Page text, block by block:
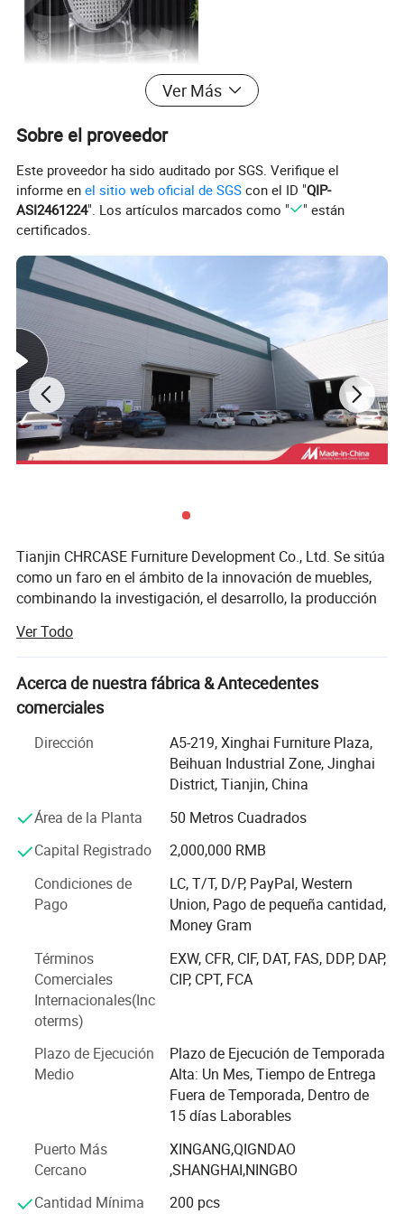
Ver Más
Sobre el proveedor
Este proveedor ha sido auditado por SGS. Verifique el
informe enel sitio web oficial de SGS con el ID "QIP-
ASI2461224". Los artículos marcados como "
" están
certificados.
Tianjin CHRCASE Furniture Development Co., Ltd. Se sitúa
como un faro en el ámbito de la innovación de muebles,
combinando la investigación, el desarrollo, la producción
la bulliciosa metrópolis de Tianjin, China, esta prestigiosa
empresa cuenta con una impresionante huella operativa
que abarca aproximadamente 30, 000 metros cuadrados,
un testimonio de su incesante búsqueda de la excelencia
se eleva más allá de la Marca de 40, 000 sillas por mes,
CHRCASE demuestra constantemente su capacidad para
satisfacer las demandas en constante evolución del
mercado mundial de muebles.
En el corazón del éxito de CHRCASE reside una profunda
comprensión de la ergonomía humana y una dedicación
inquebrantable a explorar las profundidades de la cultura
del mobiliario. Esta fusión de ciencia y arte ha alimentado
la creación de diseños que no son meramente funcionales
intemporales. Al estudiar meticulosamente la intrincada
interacción entre el cuerpo humano y su entorno,
CHRCASE ha elaborado piezas de mobiliario que
promueven una postura óptima, reducen la fatiga y
mejoran el bienestar general, un verdadero testimonio de
su compromiso de guiar la cultura del hogar hacia una
dirección más sana y armoniosa.
La variada cartera de productos de la empresa muestra
una versatilidad notable, que abarca sillas de comedor,
sillas de sofá, sillas de juego, sillas de oficina, y una
casa. Cada pieza está impregnada de una personalidad
Ver Todo
Acerca de nuestra fábrica & Antecedentes
comerciales
Dirección
A5-219, Xinghai Furniture Plaza,
Beihuan Industrial Zone, Jinghai
District, Tianjin, China
Área de la Planta
50 Metros Cuadrados
Capital Registrado
2,000,000 RMB
Condiciones de
Pago
LC, T/T, D/P, PayPal, Western
Union, Pago de pequeña cantidad,
Money Gram
Términos
Comerciales
Internacionales(Inc
oterms)
EXW, CFR, CIF, DAT, FAS, DDP, DAP,
CIP, CPT, FCA
Plazo de Ejecución
Medio
Plazo de Ejecución de Temporada
Alta: Un Mes, Tiempo de Entrega
Fuera de Temporada, Dentro de
15 días Laborables
Puerto Más
Cercano
XINGANG,QIGNDAO
,SHANGHAI,NINGBO
Cantidad Mínima
200 pcs